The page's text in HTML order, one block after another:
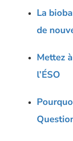
La
de
Mettez
l’ÉSO